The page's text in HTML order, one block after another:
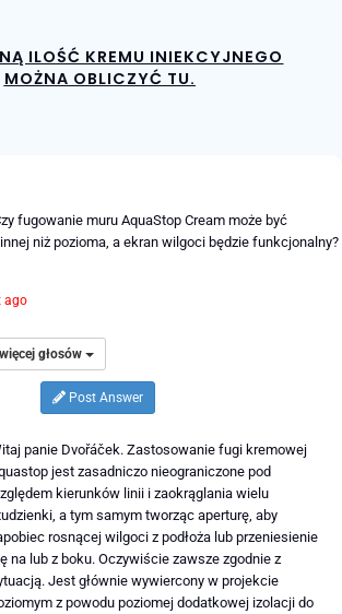
ILOŚĆ KREMU INIEKCYJNEGO
MOŻNA OBLICZYĆ TU.
fugowanie muru AquaStop Cream może być
niż pozioma, a ekran wilgoci będzie funkcjonalny?
ago
głosów
Post Answer
panie Dvořáček. Zastosowanie fugi kremowej
jest zasadniczo nieograniczone pod
kierunków linii i zaokrąglania wielu
a tym samym tworząc aperturę, aby
rosnącej wilgoci z podłoża lub przeniesienie
na lub z boku. Oczywiście zawsze zgodnie z
Jest głównie wywiercony w projekcie
z powodu poziomej dodatkowej izolacji do